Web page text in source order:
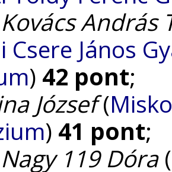
Kovács András
Csere János
) 42 pont;
József(
) 41 pont;
Nagy 119 Dóra(